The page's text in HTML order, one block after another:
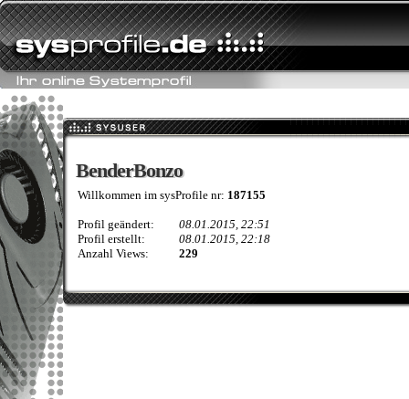
BenderBonzo
BenderBonzo
Willkommen im sysProfile nr: 187155
Profil geändert:
08.01.2015, 22:51
Profil erstellt:
08.01.2015, 22:18
Anzahl Views:
229